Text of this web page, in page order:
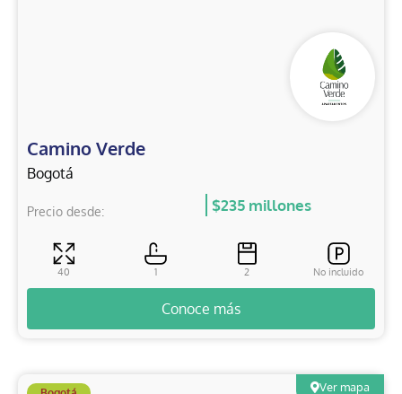
Camino Verde
Bogotá
Precio desde: $235 millones
40 1 2 No incluido
Conoce más
Ver mapa
Proyecto en Pre-Lanzamiento Amberes Parque
Residencial
Torres de Campiñas
Valencia - Hacienda La Estancia